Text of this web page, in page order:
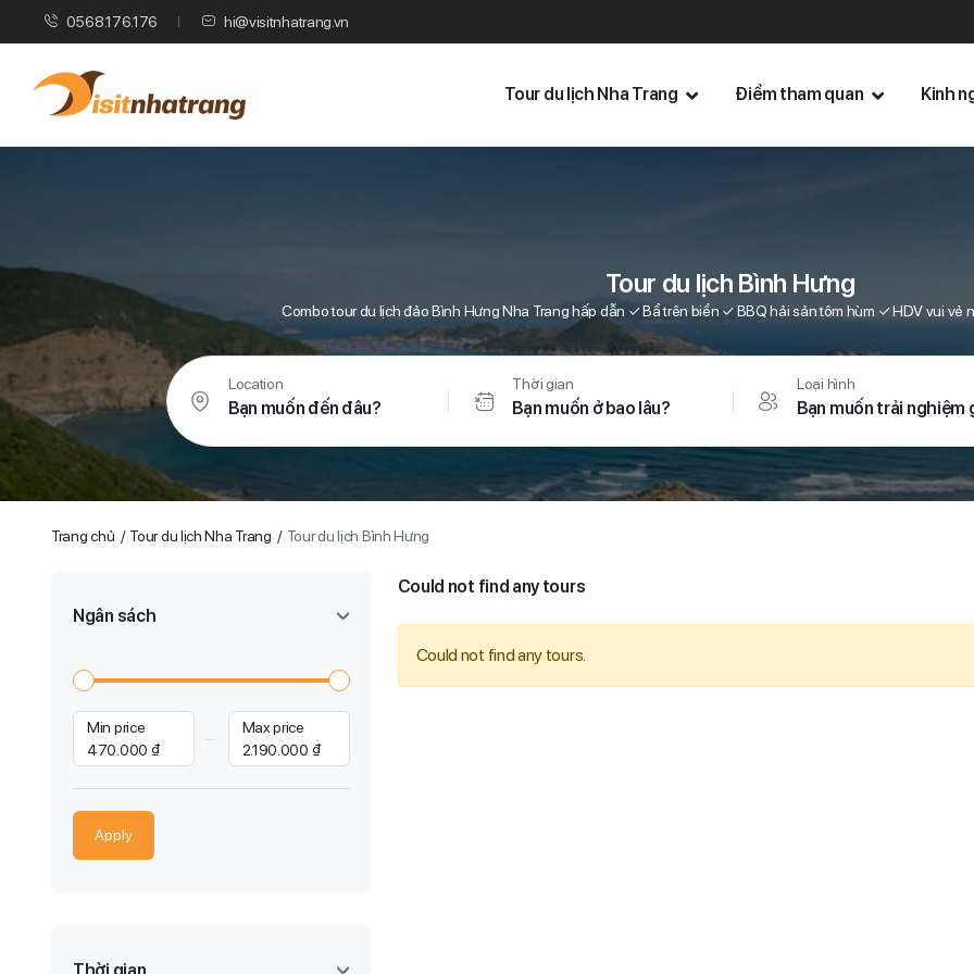
0568.176.176 hi@visitnhatrang.vn
Tour du lịch Nha Trang Điểm tham quan Kinh
Tour du lịch Bình Hưng
Combo tour du lịch đảo Bình Hưng Nha Trang hấp dẫn ✓ Bẩ trên biển ✓ BBQ hải sản tôm hùm ✓ HDV vui vẻ
Location
Bạn muốn đến đâu?
Thời gian
Bạn muốn ở bao lâu?
Loại hình
Bạn muốn trải nghiệm
Trang chủ Tour du lịch Nha Trang Tour du lịch Bình Hưng
Ngân sách
Min price
470.000 ₫
Max price
2.190.000 ₫
Apply
Could not find any tours
Could not find any tours.